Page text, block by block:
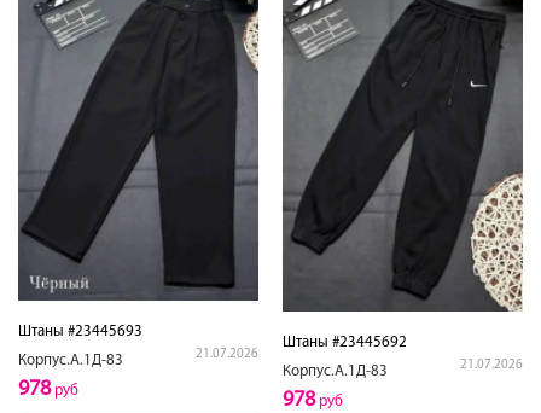
Штаны #23445693
Корпус.А.1Д-83
21.07.2026
978руб
Штаны #23445692
Корпус.А.1Д-83
21.07.2026
978руб